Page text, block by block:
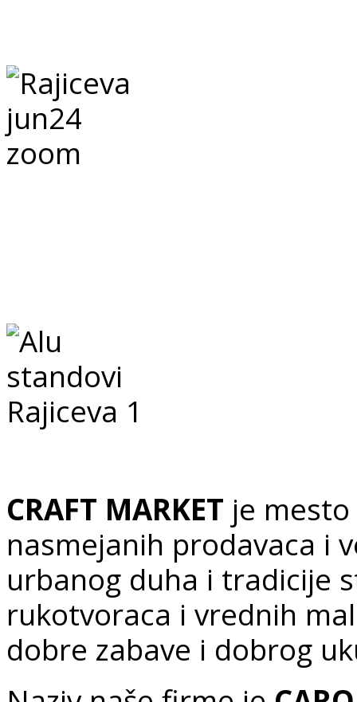
CRAFT MARKET je
nasmejanih prodavaca i
urbanog duha i tradicije
rukotvoraca i vrednih
dobre zabave i dobrog